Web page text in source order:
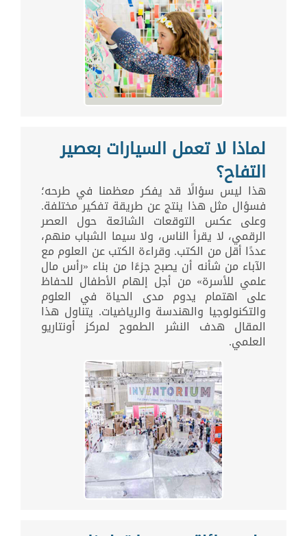
لماذا لا تعمل السيارات بعصير
التفاح؟
هذا ليس سؤالًا قد يفكر معظمنا في طرحه؛
فسؤال مثل هذا ينتج عن طريقة تفكير مختلفة.
وعلى عكس التوقعات الشائعة حول العصر
الرقمي، لا يقرأ الناس، ولا سيما الشباب منهم،
عددًا أقل من الكتب. وقراءة الكتب عن العلوم مع
الآباء من شأنه أن يصبح جزءًا من بناء «رأس مال
علمي للأسرة» من أجل إلهام الأطفال للحفاظ
على اهتمام يدوم مدى الحياة في العلوم
والتكنولوجيا والهندسة والرياضيات. يتناول هذا
المقال هدف النشر الطموح لمركز أونتاريو
العلمي.